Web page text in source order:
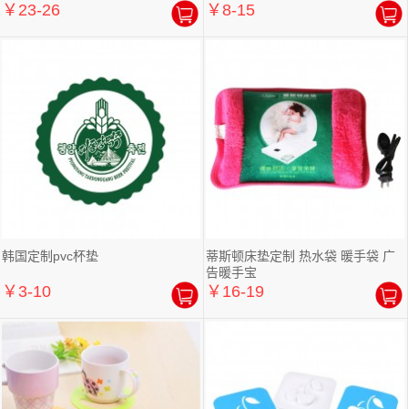
￥23-26 ￥8-15
韩国定制pvc杯垫
￥3-10
蒂斯顿床垫定制 热水袋 暖手袋 广
告暖手宝
￥16-19